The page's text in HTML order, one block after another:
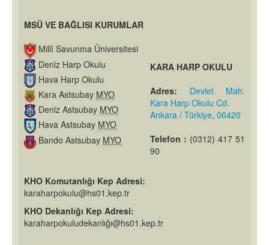
MSÜ VE BAĞLISI KURUMLAR
Millî Savunma Üniversitesi
Deniz Harp Okulu
Hava Harp Okulu
Kara Astsubay MYO
Deniz Astsubay MYO
Hava Astsubay MYO
Bando Astsubay MYO
KARA HARP OKULU
Adres:
Devlet Mah.
Kara Harp Okulu Cd.
Ankara / Türkiye, 06420
Telefon : (0312) 417 51
90
KHO Komutanlığı Kep Adresi:
karaharpokulu@hs01.kep.tr
KHO Dekanlığı Kep Adresi:
karaharpokuludekanlığı@hs01.kep.tr